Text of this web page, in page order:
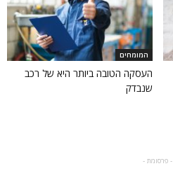
המומחים
העסקה הטובה ביותר היא של רכב
שנבדק
- פרסומת -